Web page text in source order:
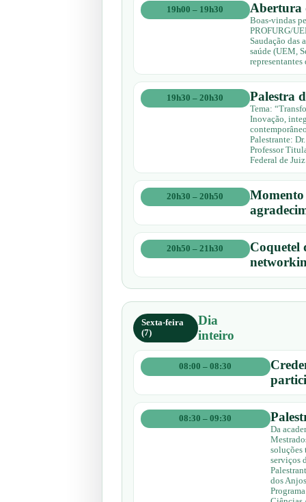
19h00 – 19h30 Abertura
Boas-vindas
PROFURG/
Saudação das
saúde (UEM,
19h30 – 20h30 Palestra
Tema:
Inovação,
Palestrante:
Professor
Federal de
20h30 – 20h50
Momento
20h50 – 21h30
Coquetel
Sexta-feira
(7)
Dia
inteiro
08:00 – 08:30
08:30 – 09:30
Da
soluções
serviços
dos